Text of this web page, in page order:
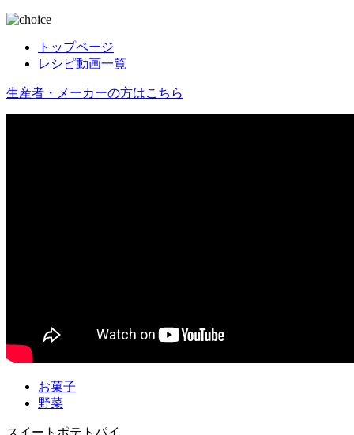
トップページ
レシピ動画一覧
生産者・メーカーの方はこちら
お菓子
野菜
スイートポテトパイ